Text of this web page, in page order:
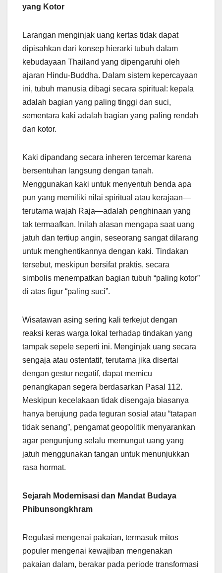
yang Kotor
Larangan menginjak uang kertas tidak dapat
dipisahkan dari konsep hierarki tubuh dalam
kebudayaan Thailand yang dipengaruhi oleh
ajaran Hindu-Buddha. Dalam sistem kepercayaan
ini, tubuh manusia dibagi secara spiritual: kepala
adalah bagian yang paling tinggi dan suci,
sementara kaki adalah bagian yang paling rendah
dan kotor.
Kaki dipandang secara inheren tercemar karena
bersentuhan langsung dengan tanah.
Menggunakan kaki untuk menyentuh benda apa
pun yang memiliki nilai spiritual atau kerajaan—
terutama wajah Raja—adalah penghinaan yang
tak termaafkan. Inilah alasan mengapa saat uang
jatuh dan tertiup angin, seseorang sangat dilarang
untuk menghentikannya dengan kaki. Tindakan
tersebut, meskipun bersifat praktis, secara
simbolis menempatkan bagian tubuh “paling kotor”
di atas figur “paling suci”.
Wisatawan asing sering kali terkejut dengan
reaksi keras warga lokal terhadap tindakan yang
tampak sepele seperti ini. Menginjak uang secara
sengaja atau ostentatif, terutama jika disertai
dengan gestur negatif, dapat memicu
penangkapan segera berdasarkan Pasal 112.
Meskipun kecelakaan tidak disengaja biasanya
hanya berujung pada teguran sosial atau “tatapan
tidak senang”, pengamat geopolitik menyarankan
agar pengunjung selalu memungut uang yang
jatuh menggunakan tangan untuk menunjukkan
rasa hormat.
Sejarah Modernisasi dan Mandat Budaya
Phibunsongkhram
Regulasi mengenai pakaian, termasuk mitos
populer mengenai kewajiban mengenakan
pakaian dalam, berakar pada periode transformasi